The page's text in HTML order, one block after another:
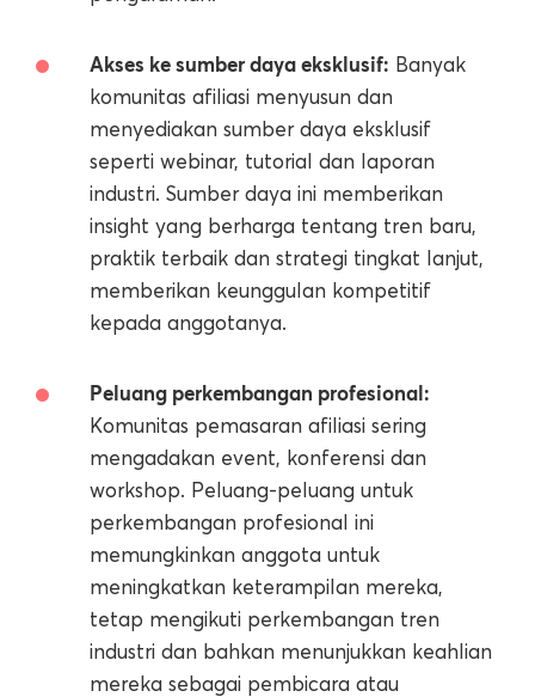
Akses ke sumber daya eksklusif: Banyak
komunitas afiliasi menyusun dan
menyediakan sumber daya eksklusif
seperti webinar, tutorial dan laporan
industri. Sumber daya ini memberikan
insight yang berharga tentang tren baru,
praktik terbaik dan strategi tingkat lanjut,
memberikan keunggulan kompetitif
kepada anggotanya.
Peluang perkembangan profesional:
Komunitas pemasaran afiliasi sering
mengadakan event, konferensi dan
workshop. Peluang-peluang untuk
perkembangan profesional ini
memungkinkan anggota untuk
meningkatkan keterampilan mereka,
tetap mengikuti perkembangan tren
industri dan bahkan menunjukkan keahlian
mereka sebagai pembicara atau